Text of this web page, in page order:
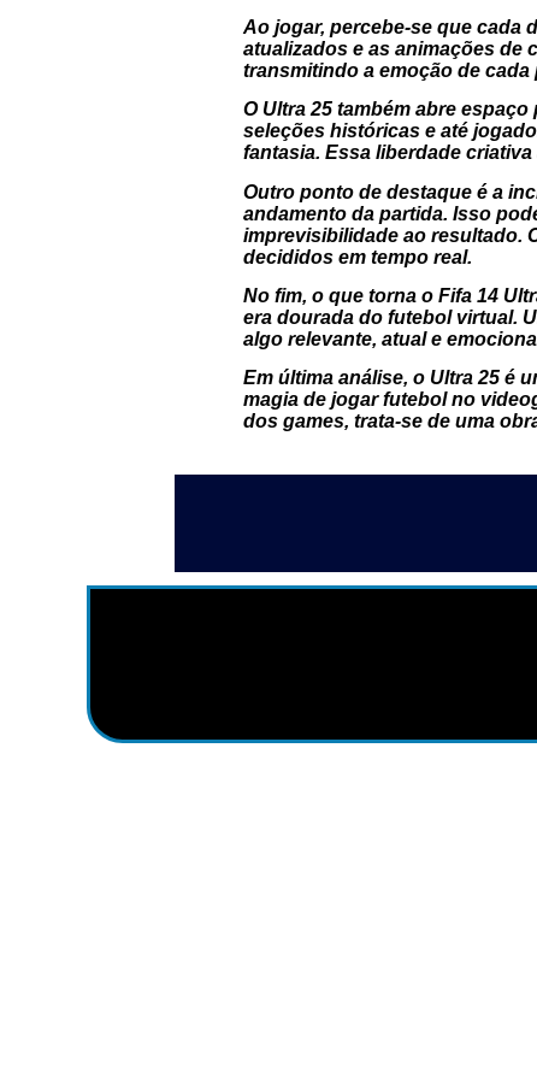
Ao jogar, percebe-se que cada
atualizados e as animações de
transmitindo a emoção de
O Ultra 25 também abre
seleções históricas e até
fantasia. Essa liberdade
Outro ponto de destaque é a
andamento da partida. Isso
imprevisibilidade ao resultado.
decididos em tempo real.
No fim, o que torna o Fifa 14
era dourada do futebol virtual.
algo relevante, atual e
Em última análise, o Ultra 25 é
magia de jogar futebol no
dos games, trata-se de uma